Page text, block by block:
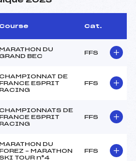
Course Cat.
MARATHON DU
GRAND BEC
FFS
CHAMPIONNAT DE
FRANCE ESPRIT
RACING
FFS
CHAMPIONNATS DE
FRANCE ESPRIT
RACING
FFS
MARATHON DU
FOREZ – MARATHON
TOUR n°4
FFS